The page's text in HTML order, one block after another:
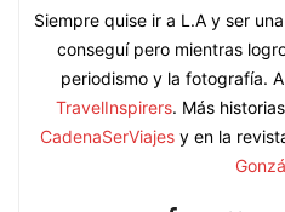
Siempre quise ir a L.A y ser
conseguí pero mientras
periodismo y la fotografía.
TravelInspirers. Más
CadenaSerViajes y en la